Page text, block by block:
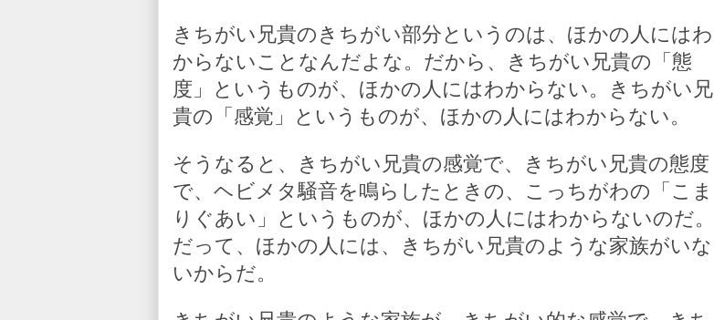
きちがい兄貴のきちがい部分というのは、ほかの人にはわ
からないことなんだよな。だから、きちがい兄貴の「態
度」というものが、ほかの人にはわからない。きちがい兄
貴の「感覚」というものが、ほかの人にはわからない。
そうなると、きちがい兄貴の感覚で、きちがい兄貴の態度
で、ヘビメタ騒音を鳴らしたときの、こっちがわの「こま
りぐあい」というものが、ほかの人にはわからないのだ。
だって、ほかの人には、きちがい兄貴のような家族がいな
いからだ。